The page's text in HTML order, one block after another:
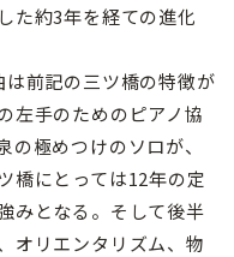
た約3年を経ての進化
前記の三ツ橋の特徴が
左手のためのピアノ協
極めつけのソロが、
橋にとっては12年の定
みとなる。そして後半
オリエンタリズム、物